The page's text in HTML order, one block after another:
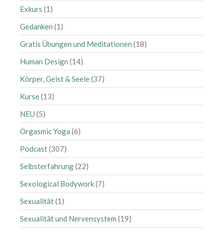
Exkurs (1)
Gedanken (1)
Gratis Übungen und Meditationen (18)
Human Design (14)
Körper, Geist & Seele(37)
Kurse(13)
NEU (5)
Orgasmic Yoga (6)
Podcast(307)
Selbsterfahrung(22)
Sexological Bodywork(7)
Sexualität(1)
Sexualität und Nervensystem (19)